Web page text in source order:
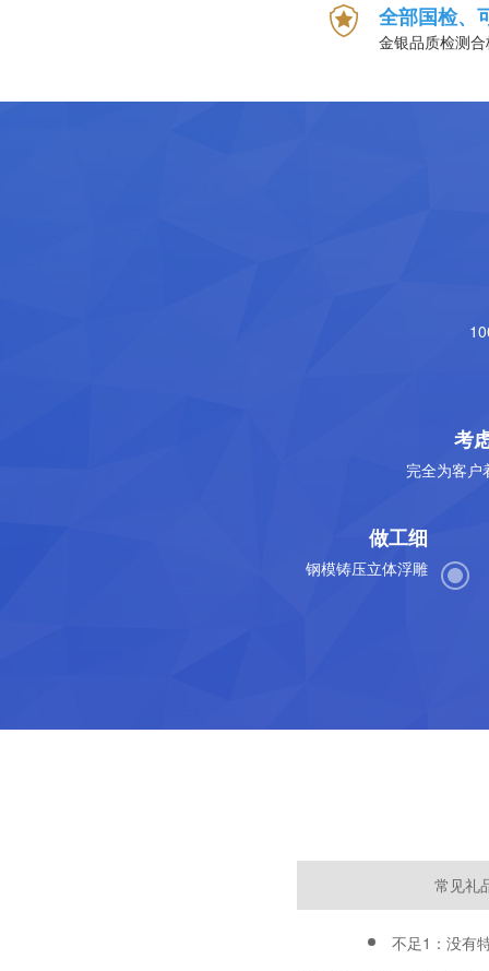
全部国检、
金银品质检测
考
完全为客户
做工细
钢模铸压立体浮雕
常见礼
不足1：没有